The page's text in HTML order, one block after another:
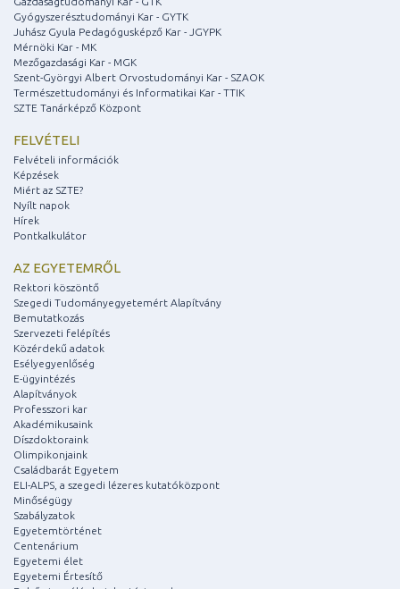
Gyógyszerésztudományi Kar - GYTK
Juhász Gyula Pedagógusképző Kar - JGYPK
Mérnöki Kar - MK
Mezőgazdasági Kar - MGK
Szent-Györgyi Albert Orvostudományi Kar - SZAOK
Természettudományi és Informatikai Kar - TTIK
SZTE Tanárképző Központ
FELVÉTELI
Felvételi információk
Képzések
Miért az SZTE?
Nyílt napok
Hírek
Pontkalkulátor
AZ EGYETEMRŐL
Rektori köszöntő
Szegedi Tudományegyetemért Alapítvány
Bemutatkozás
Szervezeti felépítés
Közérdekű adatok
Esélyegyenlőség
E-ügyintézés
Alapítványok
Professzori kar
Akadémikusaink
Díszdoktoraink
Olimpikonjaink
Családbarát Egyetem
ELI-ALPS, a szegedi lézeres kutatóközpont
Minőségügy
Szabályzatok
Egyetemtörténet
Centenárium
Egyetemi élet
Egyetemi Értesítő